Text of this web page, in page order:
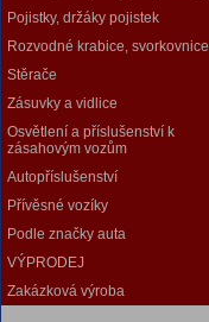
Pojistky, držáky pojistek
Rozvodné krabice, svorkovnice
Stěrače
Zásuvky a vidlice
Osvětlení a příslušenství k
zásahovým vozům
Autopříslušenství
Přívěsné vozíky
Podle značky auta
VÝPRODEJ
Zakázková výroba